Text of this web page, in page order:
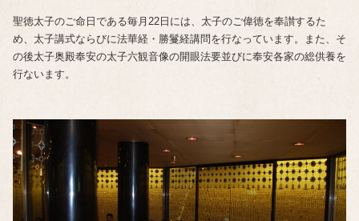
聖徳太子のご命日である毎月22日には、太子のご偉徳を奉讃するた
め、太子講式ならびに法華経・勝鬘経講問を行なっています。また、そ
の後太子奥殿奉安の太子六観音像の開眼法要並びに奉安各家の総供養を
行ないます。